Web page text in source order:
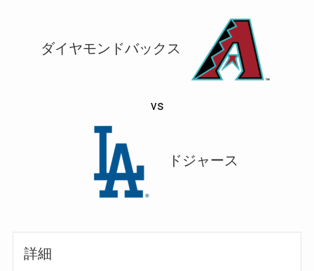
ダイヤモンドバックス
vs
ドジャース
詳細